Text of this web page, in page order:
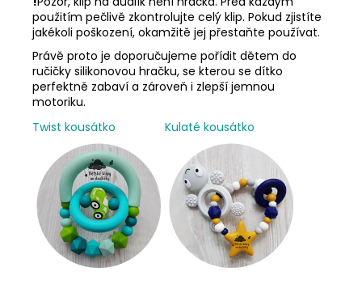
použitím pečlivě zkontrolujte celý klip. Pokud zjistíte
jakékoli poškození, okamžitě jej přestaňte používat.
Právě proto je doporučujeme pořídit dětem do
ručičky silikonovou hračku, se kterou se dítko
perfektně zabaví a zároveň i zlepší jemnou
motoriku.
Twist kousátko
Kulaté kousátko